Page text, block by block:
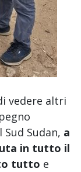
vedere altri
Sudan, a
in tutto il
tutto e